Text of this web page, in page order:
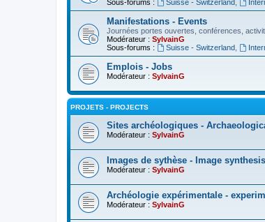
Sous-forums :
Suisse - Switzerland,
Manifestations - Events
Journées portes ouvertes, conférences,
Modérateur : SylvainG
Sous-forums :
Suisse - Switzerland,
Emplois - Jobs
Modérateur : SylvainG
PROJETS - PROJECTS
Sites archéologiques -
Modérateur : SylvainG
Images de sythèse - Image synthesis
Modérateur : SylvainG
Archéologie expérimentale -
Modérateur : SylvainG